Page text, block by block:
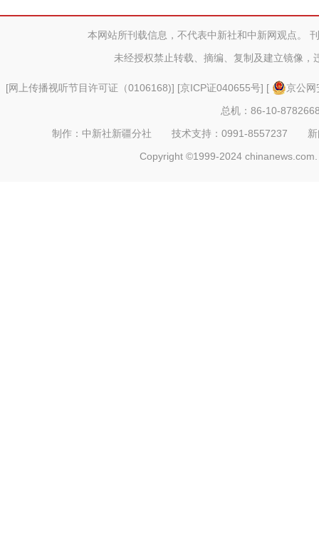
本网站所刊载信息，不代表中新社和中新网观点。
未经授权禁止转载、摘编、复制及建立镜像，
[网上传播视听节目许可证（0106168)] [京ICP证040655号] [
京公
总机：86-10-
制作：中新社新疆分社 技术支持：0991-8557237
Copyright ©1999-2024